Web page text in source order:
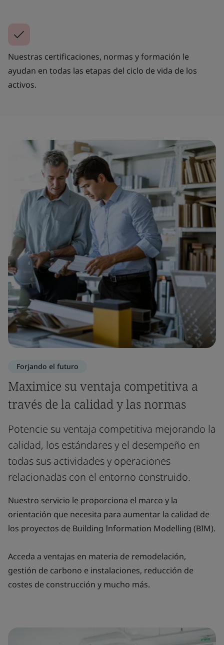
Nuestras certificaciones, normas y formación le
ayudan en todas las etapas del ciclo de vida de los
activos.
Forjando el futuro
Maximice su ventaja competitiva a
través de la calidad y las normas
Potencie su ventaja competitiva mejorando la
calidad, los estándares y el desempeño en
todas sus actividades y operaciones
relacionadas con el entorno construido.
Nuestro servicio le proporciona el marco y la
orientación que necesita para aumentar la calidad de
los proyectos de Building Information Modelling (BIM).
Acceda a ventajas en materia de remodelación,
gestión de carbono e instalaciones, reducción de
costes de construcción y mucho más.